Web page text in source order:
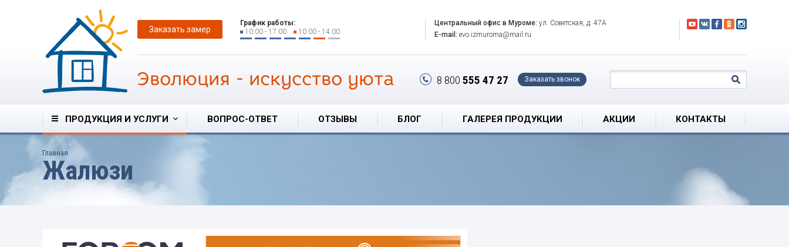
Заказать замер
График работы:
10:00 - 17:00
10:00 - 14:00
Центральный офис в Муроме: ул. Советская, д. 47А
E-mail: evo.izmuroma@mail.ru
Эволюция - искусство уюта 8 800 555 47 27 Заказать звонок
ПРОДУКЦИЯ И УСЛУГИ ВОПРОС-ОТВЕТ ОТЗЫВЫ БЛОГ ГАЛЕРЕЯ ПРОДУКЦИИ АКЦИИ КОНТАКТЫ
Главная
Жалюзи